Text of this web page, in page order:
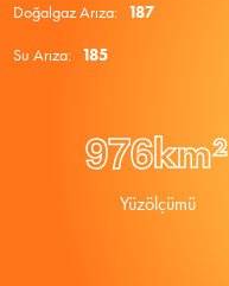
Doğalgaz Arıza: 187
Su Arıza: 185
976km²
Yüzölçümü